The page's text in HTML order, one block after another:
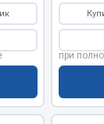
при